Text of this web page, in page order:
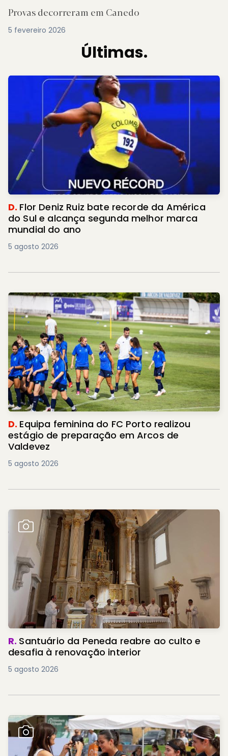
Provas decorreram em Canedo
5 fevereiro 2026
Últimas.
D. Flor Deniz Ruiz bate recorde da América
do Sul e alcança segunda melhor marca
mundial do ano
5 agosto 2026
D. Equipa feminina do FC Porto realizou
estágio de preparação em Arcos de
Valdevez
5 agosto 2026
R. Santuário da Peneda reabre ao culto e
desafia à renovação interior
5 agosto 2026